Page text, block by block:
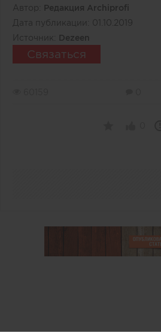
Автор:
Редакция Archiprofi
Дата публикации: 01.10.2019
Источник:
Dezeen
Связаться